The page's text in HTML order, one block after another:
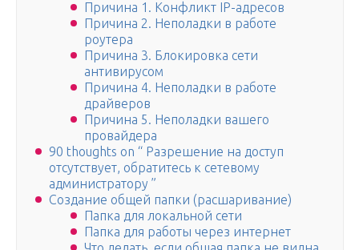
Причина 1. Конфликт IP-адресов
Причина 2. Неполадки в работе
роутера
Причина 3. Блокировка сети
антивирусом
Причина 4. Неполадки в работе
драйверов
Причина 5. Неполадки вашего
провайдера
90 thoughts on “ Разрешение на доступ
отсутствует, обратитесь к сетевому
администратору ”
Создание общей папки (расшаривание)
Папка для локальной сети
Папка для работы через интернет